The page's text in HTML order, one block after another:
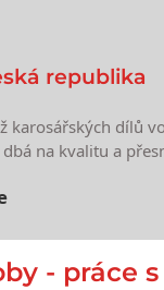
republika
karosářských dílů
na kvalitu a
práce
- práce